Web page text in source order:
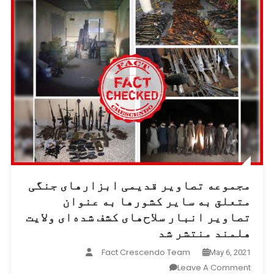
مجموعه تصاویر قدیمی ابزارهای جنگی
متعلق به سایر کشورها به عنوان
تصاویر انبار سلاح‌های کشف شده‌ای ولایت
هلمند منتشر شد
May 6, 2021
Fact Crescendo Team
Leave A Comment